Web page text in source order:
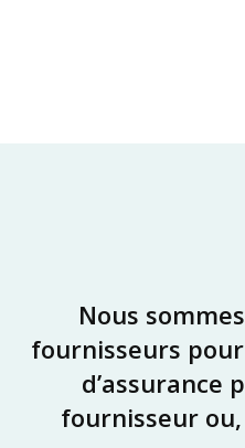
Nous
fournisseurs
fournisseur